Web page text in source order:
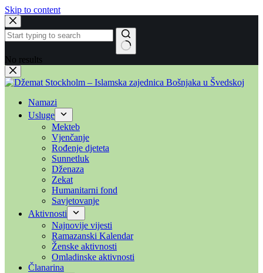
Skip to content
No results
Namazi
Usluge
Mekteb
Vjenčanje
Rođenje djeteta
Sunnetluk
Dženaza
Zekat
Humanitarni fond
Savjetovanje
Aktivnosti
Najnovije vijesti
Ramazanski Kalendar
Ženske aktivnosti
Omladinske aktivnosti
Članarina